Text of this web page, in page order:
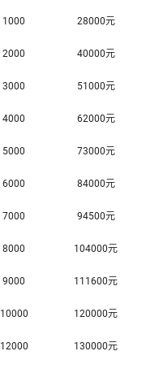
1000 28000元
2000 40000元
3000 51000元
4000 62000元
5000 73000元
6000 84000元
7000 94500元
8000 104000元
9000 111600元
10000 120000元
12000 130000元